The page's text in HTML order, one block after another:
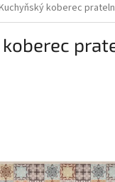
koberec